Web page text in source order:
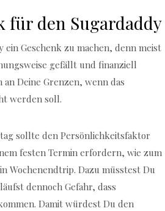
für den Sugardaddy
Geschenk zu machen, denn meist
gefällt und finanziell
Deine Grenzen, wenn das
werden soll.
sollte den Persönlichkeitsfaktor
festen Termin erfordern, wie zum
Wochenendtrip. Dazu müsstest Du
dennoch Gefahr, dass
Damit würdest Du den